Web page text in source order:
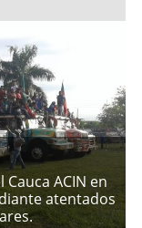
ACIN en
atentados